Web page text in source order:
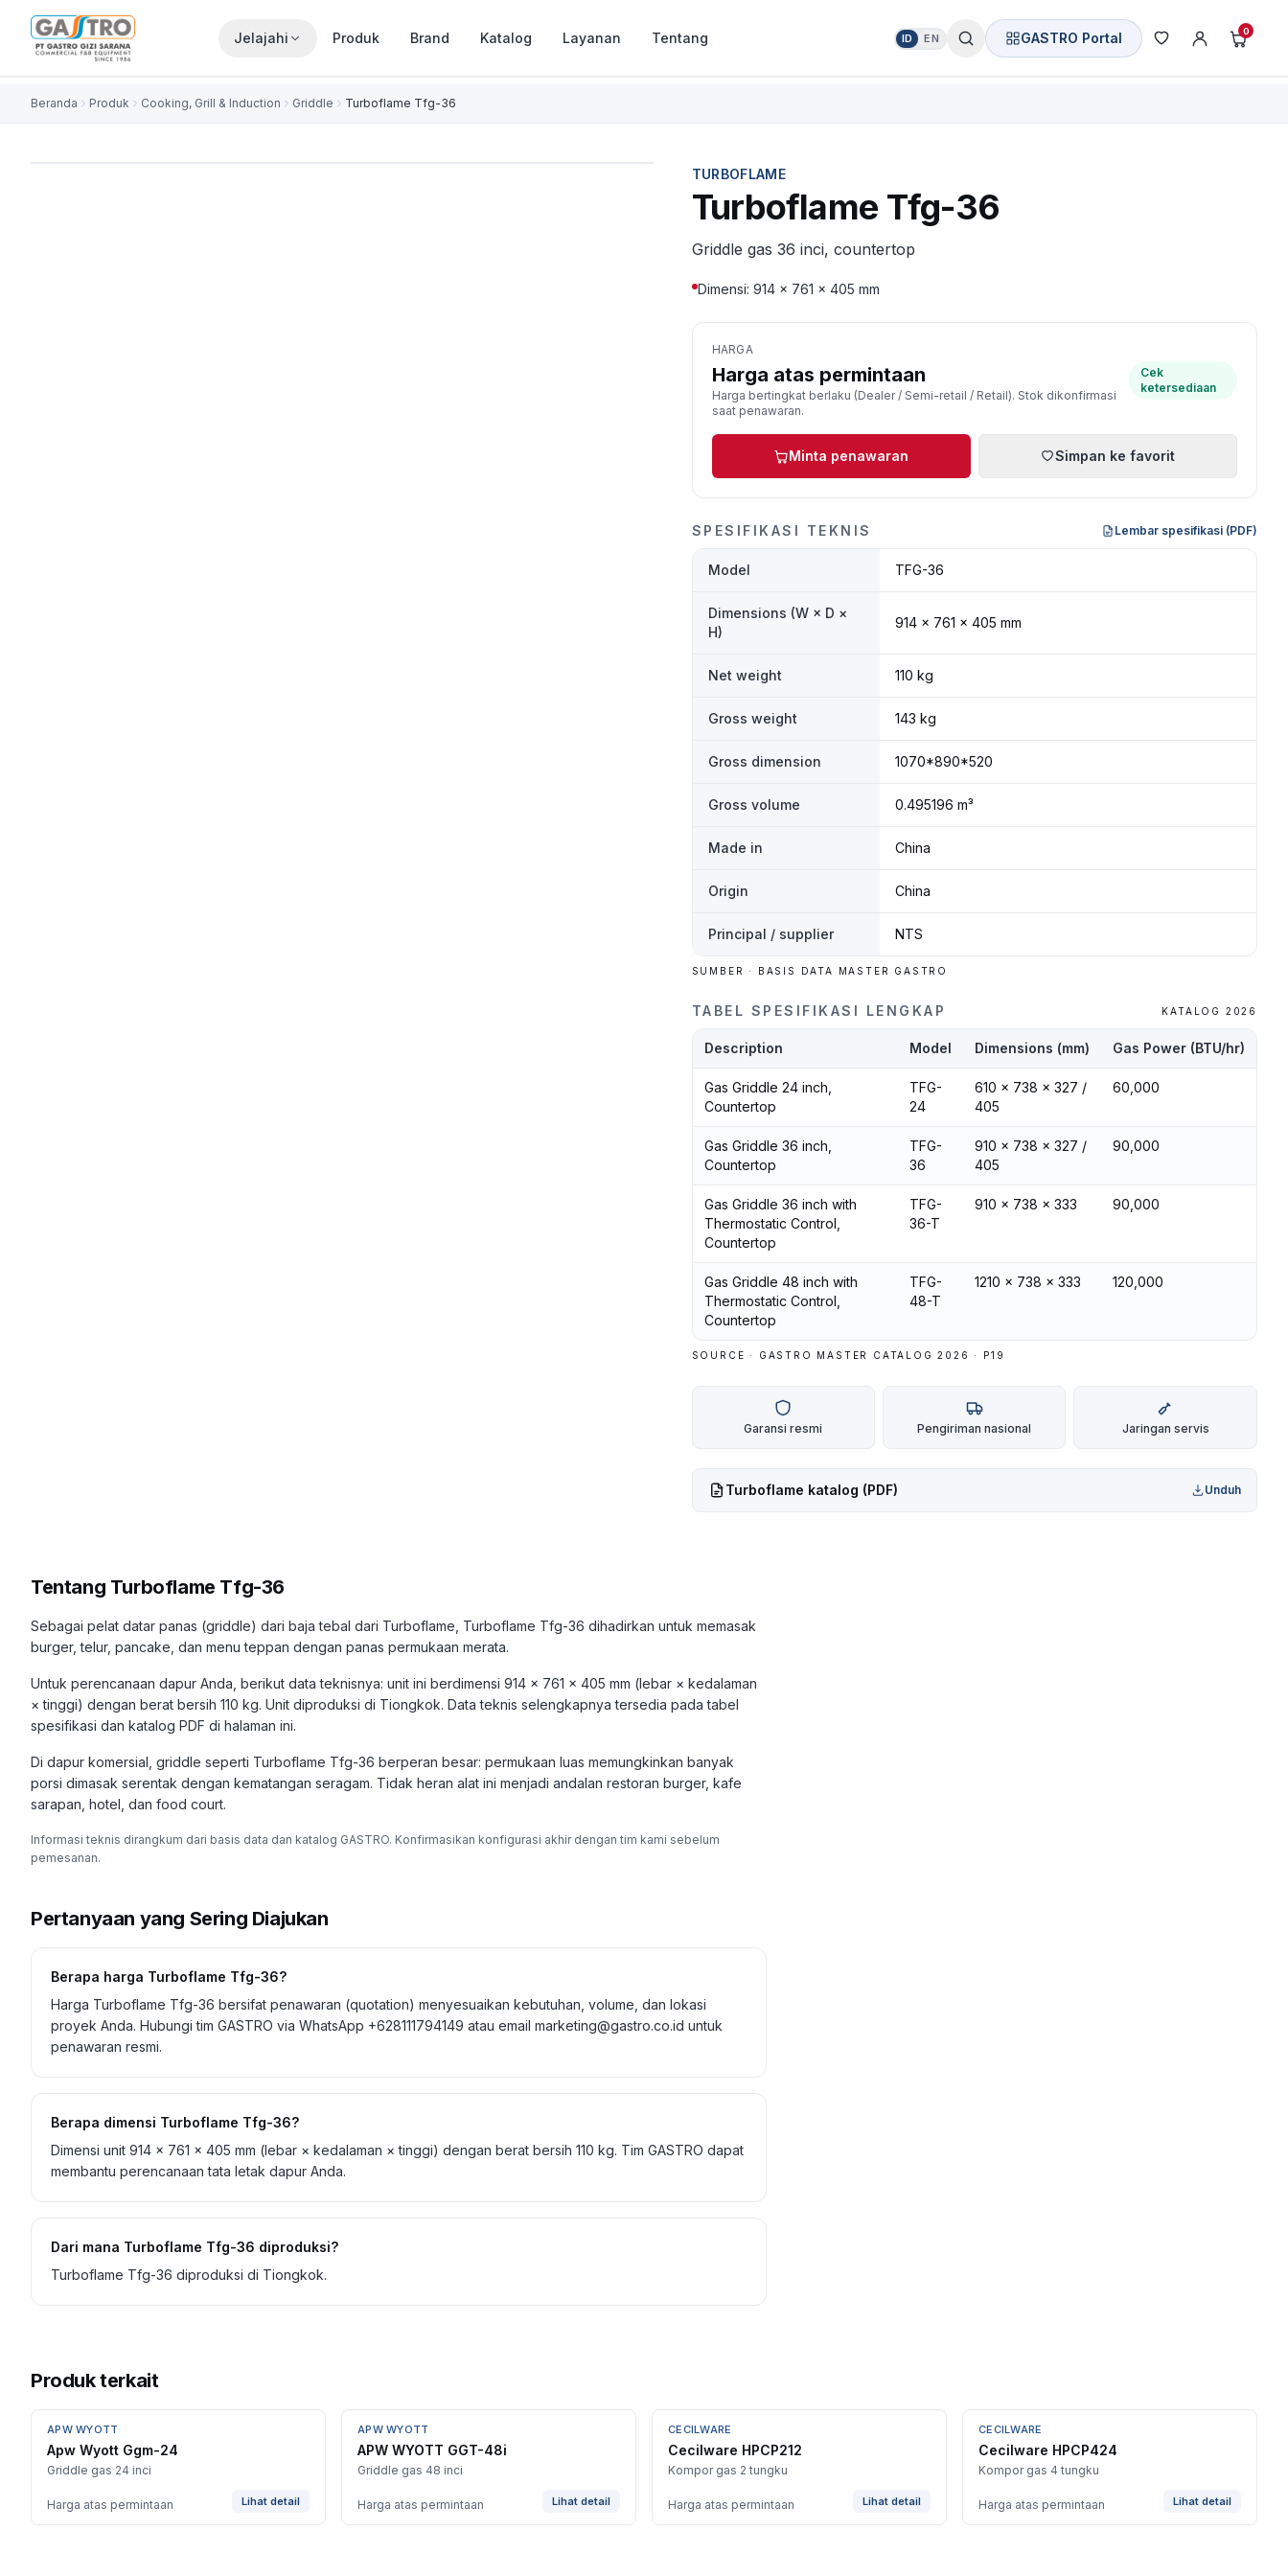
Jelajahi Produk Brand Katalog Layanan Tentang ID EN GASTRO Portal 0
Beranda Produk Cooking, Grill & Induction Griddle Turboflame Tfg-36
TURBOFLAME
Turboflame Tfg-36
Griddle gas 36 inci, countertop
Dimensi: 914 × 761 × 405 mm
HARGA
Harga atas permintaan
Harga bertingkat berlaku (Dealer / Semi-retail / Retail). Stok dikonfirmasi
saat penawaran.
Cek
ketersediaan
Minta penawaran Simpan ke favorit
SPESIFIKASI TEKNIS Lembar spesifikasi (PDF)
Model TFG-36
Dimensions (W × D ×
H)
914 × 761 × 405 mm
Net weight 110 kg
Gross weight 143 kg
Gross dimension 1070*890*520
Gross volume 0.495196 m³
Made in China
Origin China
Principal / supplier NTS
SUMBER · BASIS DATA MASTER GASTRO
TABEL SPESIFIKASI LENGKAP KATALOG 2026
Description Model Dimensions (mm) Gas Power (BTU/hr)
Gas Griddle 24 inch,
Countertop
TFG-
24
610 x 738 x 327 /
405
60,000
Gas Griddle 36 inch,
Countertop
TFG-
36
910 x 738 x 327 /
405
90,000
Gas Griddle 36 inch with
Thermostatic Control,
Countertop
TFG-
36-T
910 x 738 x 333 90,000
Gas Griddle 48 inch with
Thermostatic Control,
Countertop
TFG-
48-T
1210 x 738 x 333 120,000
SOURCE · GASTRO MASTER CATALOG 2026 · P19
Garansi resmi Pengiriman nasional Jaringan servis
Turboflame katalog (PDF) Unduh
Tentang Turboflame Tfg-36
Sebagai pelat datar panas (griddle) dari baja tebal dari Turboflame, Turboflame Tfg-36 dihadirkan untuk memasak
burger, telur, pancake, dan menu teppan dengan panas permukaan merata.
Untuk perencanaan dapur Anda, berikut data teknisnya: unit ini berdimensi 914 × 761 × 405 mm (lebar × kedalaman
× tinggi) dengan berat bersih 110 kg. Unit diproduksi di Tiongkok. Data teknis selengkapnya tersedia pada tabel
spesifikasi dan katalog PDF di halaman ini.
Di dapur komersial, griddle seperti Turboflame Tfg-36 berperan besar: permukaan luas memungkinkan banyak
porsi dimasak serentak dengan kematangan seragam. Tidak heran alat ini menjadi andalan restoran burger, kafe
sarapan, hotel, dan food court.
Informasi teknis dirangkum dari basis data dan katalog GASTRO. Konfirmasikan konfigurasi akhir dengan tim kami sebelum
pemesanan.
Pertanyaan yang Sering Diajukan
Berapa harga Turboflame Tfg-36?
Harga Turboflame Tfg-36 bersifat penawaran (quotation) menyesuaikan kebutuhan, volume, dan lokasi
proyek Anda. Hubungi tim GASTRO via WhatsApp +628111794149 atau email marketing@gastro.co.id untuk
penawaran resmi.
Berapa dimensi Turboflame Tfg-36?
Dimensi unit 914 × 761 × 405 mm (lebar × kedalaman × tinggi) dengan berat bersih 110 kg. Tim GASTRO dapat
membantu perencanaan tata letak dapur Anda.
Dari mana Turboflame Tfg-36 diproduksi?
Turboflame Tfg-36 diproduksi di Tiongkok.
Produk terkait
APW WYOTT
Apw Wyott Ggm-24
Griddle gas 24 inci
Harga atas permintaan Lihat detail
APW WYOTT
APW WYOTT GGT-48i
Griddle gas 48 inci
Harga atas permintaan Lihat detail
CECILWARE
Cecilware HPCP212
Kompor gas 2 tungku
Harga atas permintaan Lihat detail
CECILWARE
Cecilware HPCP424
Kompor gas 4 tungku
Harga atas permintaan Lihat detail